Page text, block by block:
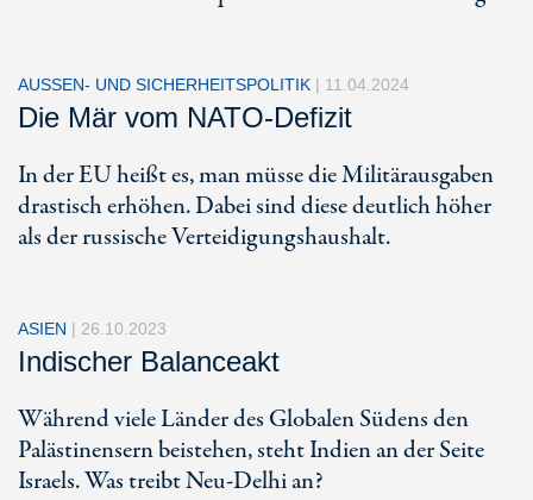
AUSSEN- UND SICHERHEITSPOLITIK | 11.04.2024
Die Mär vom NATO-Defizit
In der EU heißt es, man müsse die Militärausgaben
drastisch erhöhen. Dabei sind diese deutlich höher
als der russische Verteidigungshaushalt.
ASIEN | 26.10.2023
Indischer Balanceakt
Während viele Länder des Globalen Südens den
Palästinensern beistehen, steht Indien an der Seite
Israels. Was treibt Neu-Delhi an?